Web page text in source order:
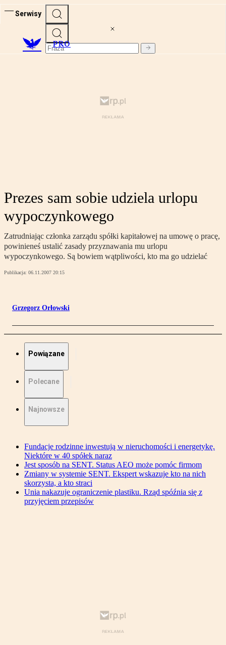
Serwisy
PRO
Prezes sam sobie udziela urlopu
wypoczynkowego
Zatrudniając członka zarządu spółki kapitałowej na umowę o pracę,
powinieneś ustalić zasady przyznawania mu urlopu
wypoczynkowego. Są bowiem wątpliwości, kto ma go udzielać
Publikacja: 06.11.2007 20:15
Grzegorz Orłowski
Powiązane
Polecane
Najnowsze
Fundacje rodzinne inwestują w nieruchomości i energetykę.
Niektóre w 40 spółek naraz
Jest sposób na SENT. Status AEO może pomóc firmom
Zmiany w systemie SENT. Ekspert wskazuje kto na nich
skorzysta, a kto straci
Unia nakazuje ograniczenie plastiku. Rząd spóźnia się z
przyjęciem przepisów